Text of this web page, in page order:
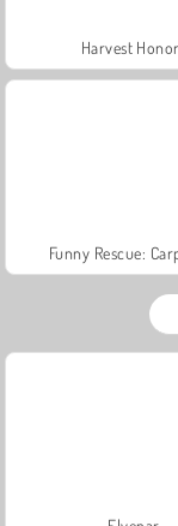
Harvest
Funny Rescue: